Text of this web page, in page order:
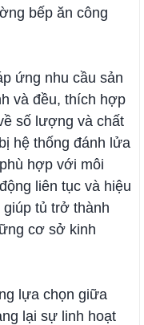
bếp ăn công
ứng nhu cầu sản
và đều, thích hợp
số lượng và chất
hệ thống đánh lửa
hợp với môi
liên tục và hiệu
tủ trở thành
cơ sở kinh
lựa chọn giữa
lại sự linh hoạt